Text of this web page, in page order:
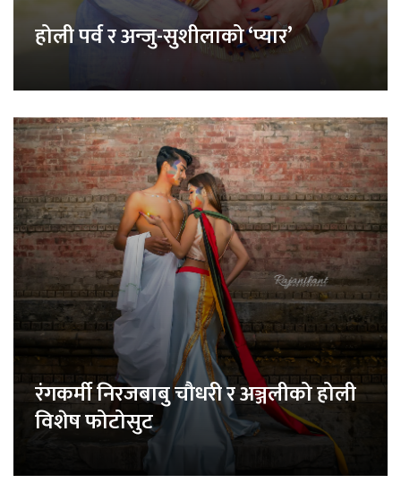
होली पर्व र अन्जु-सुशीलाको ‘प्यार’
रंगकर्मी निरजबाबु चौधरी र अञ्जलीको होली
विशेष फोटोसुट